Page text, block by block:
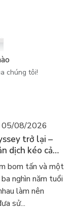
tâm trí người
Một câu
và cảm động
- Times
chúng tôi!
05/08/2026
trở lại –
dịch kéo cả
văn học
bom tấn và một
nghìn năm tuổi
làm nên
sử...